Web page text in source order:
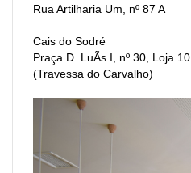
Rua Artilharia Um, nº 87 A
Cais do Sodré
Praça D. LuÃ­s I, nº 30, Loja 10
(Travessa do Carvalho)